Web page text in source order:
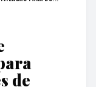
de